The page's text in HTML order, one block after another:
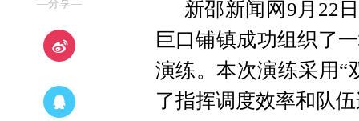
—分享—
新邵新闻网9月22
巨口铺镇成功组织了
演练。本次演练采用“
了指挥调度效率和队